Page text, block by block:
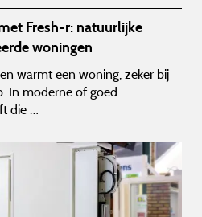
Fresh-r: natuurlijke
woningen
warmt een woning, zeker bij
In moderne of goed
die …